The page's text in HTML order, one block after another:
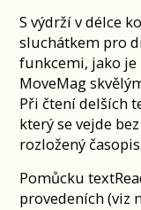
S výdrží v délce
sluchátkem pro
funkcemi, jako je
MoveMag
Při čtení delších
který se vejde
rozložený časopis.
Pomůcku
provedeních (viz